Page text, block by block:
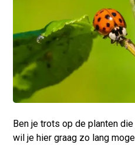
Ben je trots op de planten
wil je hier graag zo lang